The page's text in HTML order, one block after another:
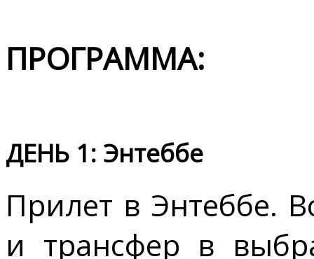
ПРОГРАММА:
ДЕНЬ 1: Энтеббе
Прилет в Энтеббе.
и трансфер в